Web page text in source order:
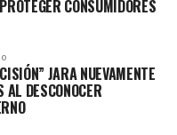
CONSUMIDORES
JARA NUEVAMENTE
AL DESCONOCER